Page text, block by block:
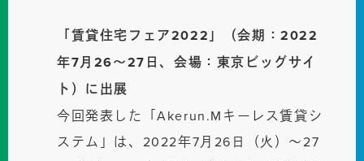
「賃貸住宅フェア2022」（会期：2022
年7月26〜27日、会場：東京ビッグサイ
ト）に出展
今回発表した「Akerun.Mキーレス賃貸シ
ステム」は、2022年7月26日（火）〜27